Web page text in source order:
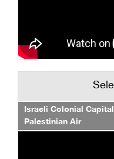
Israeli Colonial
Palestinian Air